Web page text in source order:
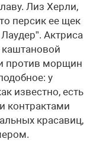
Лиз Херли,
персик ее щек
Актриса
каштановой
против морщин
у
известно, есть
контрактами
красавиц,